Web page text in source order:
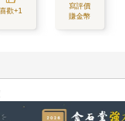
喜歡+1
寫評價
賺金幣
半年暢銷榜